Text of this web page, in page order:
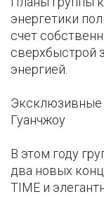
энергетики
счет
сверхбыстрой
энергией.
Эксклюзивные
Гуанчжоу
В этом году
два новых
TIME и